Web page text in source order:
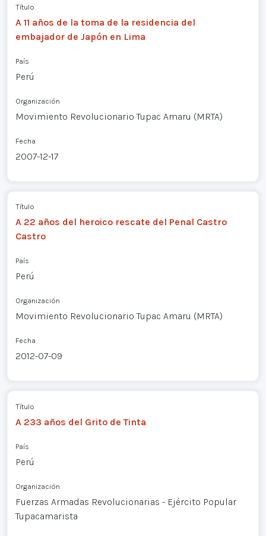
Título
A 11 años de la toma de la residencia del
embajador de Japón en Lima
País
Perú
Organización
Movimiento Revolucionario Tupac Amaru (MRTA)
Fecha
2007-12-17
Título
A 22 años del heroico rescate del Penal Castro
Castro
País
Perú
Organización
Movimiento Revolucionario Tupac Amaru (MRTA)
Fecha
2012-07-09
Título
A 233 años del Grito de Tinta
País
Perú
Organización
Fuerzas Armadas Revolucionarias - Ejército Popular
Tupacamarista